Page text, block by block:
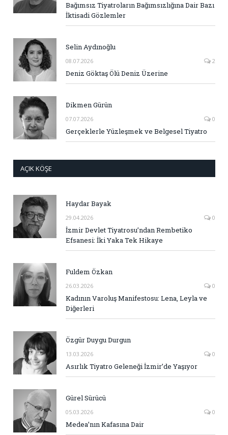
Bağımsız Tiyatroların Bağımsızlığına Dair Bazı
İktisadi Gözlemler
Selin Aydınoğlu
08.07.2026 2
Deniz Göktaş Ölü Deniz Üzerine
Dikmen Gürün
07.07.2026 0
Gerçeklerle Yüzleşmek ve Belgesel Tiyatro
AÇIK KÖŞE
Haydar Bayak
29.04.2026 0
İzmir Devlet Tiyatrosu’ndan Rembetiko
Efsanesi: İki Yaka Tek Hikaye
Fuldem Özkan
26.03.2026 0
Kadının Varoluş Manifestosu: Lena, Leyla ve
Diğerleri
Özgür Duygu Durgun
13.03.2026 0
Asırlık Tiyatro Geleneği İzmir’de Yaşıyor
Gürel Sürücü
05.03.2026 0
Medea’nın Kafasına Dair